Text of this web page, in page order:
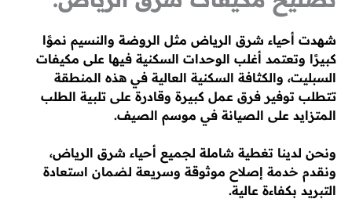
شهدت أحياء شرق الرياض مثل الروضة والنسيم نموًا
كبيرًا وتعتمد أغلب الوحدات السكنية فيها على مكيفات
السبليت، والكثافة السكنية العالية في هذه المنطقة
تتطلب توفير فرق عمل كبيرة وقادرة على تلبية الطلب
المتزايد على الصيانة في موسم الصيف.
ونحن لدينا تغطية شاملة لجميع أحياء شرق الرياض،
ونقدم خدمة إصلاح موثوقة وسريعة لضمان استعادة
التبريد بكفاءة عالية.